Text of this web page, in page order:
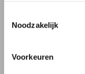
Noodzakelijk
Voorkeuren